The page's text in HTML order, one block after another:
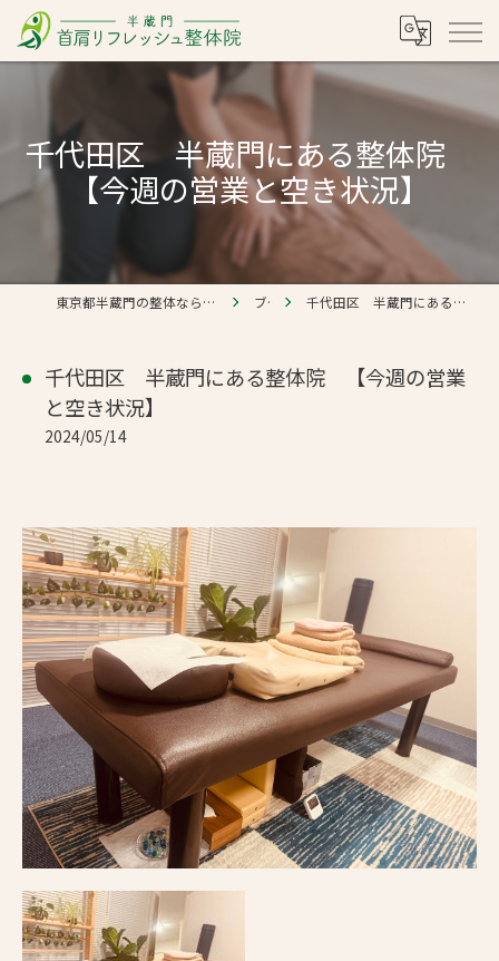
千代田区 半蔵門にある整体院
【今週の営業と空き状況】
東京都半蔵門の整体なら半蔵門 首肩リフレッシュ整体院 ブログ 千代田区 半蔵門にある整体院 【今週の営業と空き状況】
千代田区 半蔵門にある整体院 【今週の営業
と空き状況】
2024/05/14